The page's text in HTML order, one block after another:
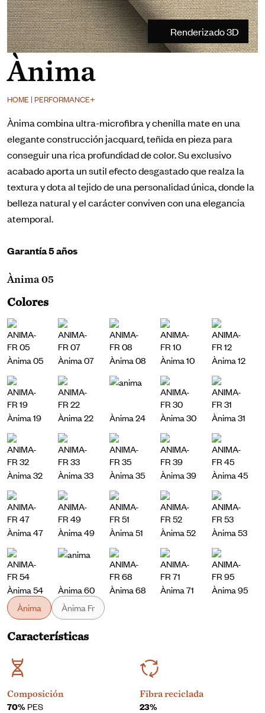
Renderizado 3D
Ànima 05
Colores
Ànima 05 Ànima 07 Ànima 08 Ànima 10 Ànima 12
Ànima 19 Ànima 22 Ànima 24 Ànima 30 Ànima 31
Ànima 32 Ànima 33 Ànima 35 Ànima 39 Ànima 45
Ànima 47 Ànima 49 Ànima 51 Ànima 52 Ànima 53
Ànima 54 Ànima 60 Ànima 68 Ànima 71 Ànima 95
HOME | PERFORMANCE+
Ànima
Ànima combina ultra-microfibra y chenilla mate en una
elegante construcción jacquard, teñida en pieza para
conseguir una rica profundidad de color. Su exclusivo
acabado aporta un sutil efecto desgastado que realza la
textura y dota al tejido de una personalidad única, donde la
belleza natural y el carácter conviven con una elegancia
atemporal.
Garantía 5 años
Ànima Ànima Fr
Características
Composición
70%PES
Fibra reciclada
23%